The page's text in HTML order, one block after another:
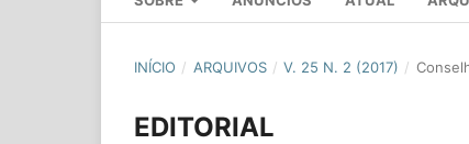
INÍCIO / ARQUIVOS / V. 25 N. 2 (2017) /
EDITORIAL